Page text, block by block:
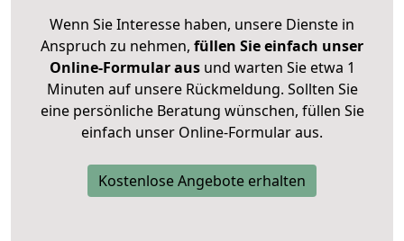
Wenn Sie Interesse haben, unsere Dienste in
Anspruch zu nehmen, füllen Sie einfach unser
Online-Formular ausund warten Sie etwa 1
Minuten auf unsere Rückmeldung. Sollten Sie
eine persönliche Beratung wünschen, füllen Sie
einfach unser Online-Formular aus.
Kostenlose Angebote erhalten